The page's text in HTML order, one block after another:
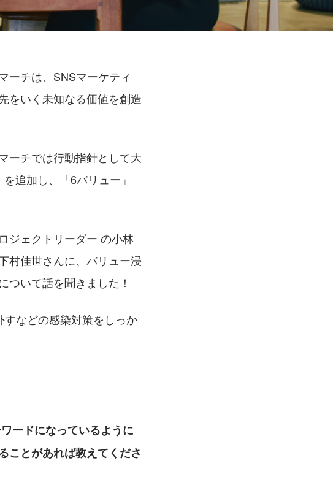
ーチは、SNSマーケティ
をいく未知なる価値を創造
ーチでは行動指針として大
追加し、「6バリュー」
ジェクトリーダー の小林
村佳世さんに、バリュー浸
ついて話を聞きました！
などの感染対策をしっか
ードになっているように
ことがあれば教えてくださ